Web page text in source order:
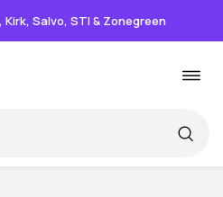
Salvo, STI & Zonegreen
la